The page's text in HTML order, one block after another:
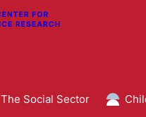
The Social Sector